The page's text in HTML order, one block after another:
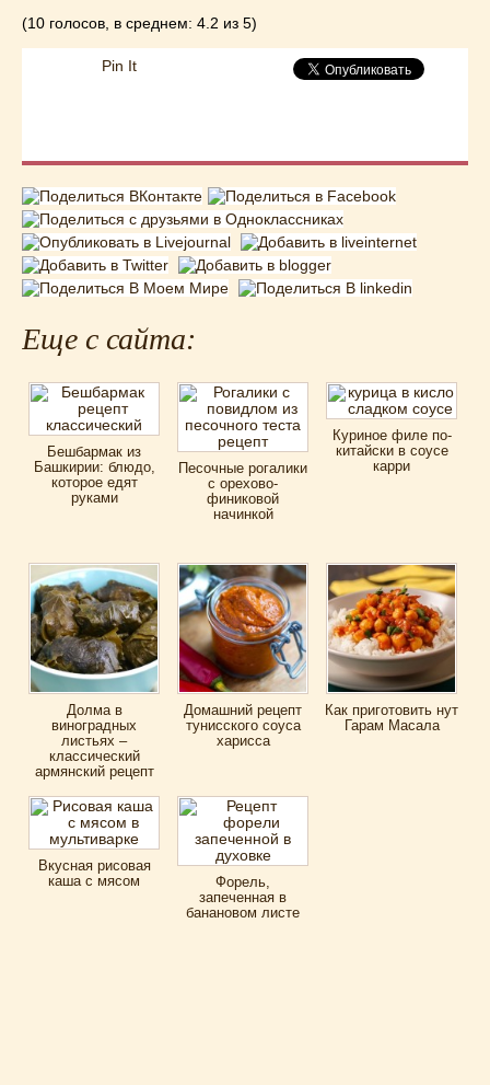
(10 голосов, в среднем: 4.2 из 5)
Pin It
Еще с сайта:
Бешбармак из
Башкирии: блюдо,
которое едят
руками
Песочные рогалики
с орехово-
финиковой
начинкой
Куриное филе по-
китайски в соусе
карри
Долма в
виноградных
листьях –
классический
армянский рецепт
Домашний рецепт
тунисского соуса
харисса
Как приготовить нут
Гарам Масала
Вкусная рисовая
каша с мясом
Форель,
запеченная в
банановом листе